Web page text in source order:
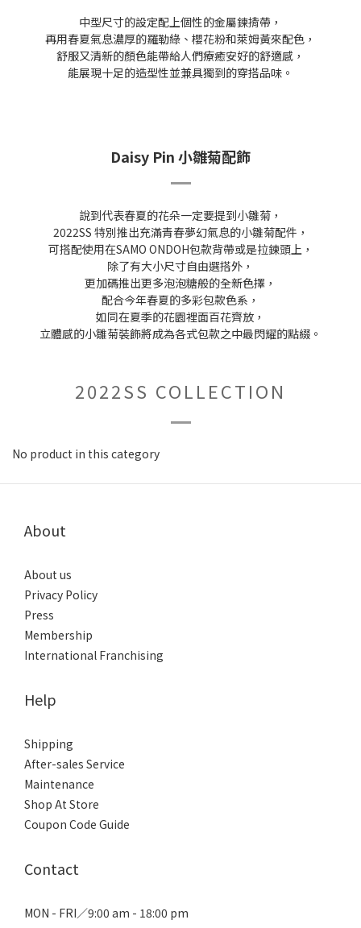
中型尺寸的設定配上個性的金屬鍊揹帶，
再用春夏氣息濃厚的羅勒綠、櫻花粉和萊姆黃來配色，
舒服又清新的顏色能帶給人們療癒安好的舒適感，
能展現十足的造型性並兼具獨到的穿搭品味。
Daisy Pin 小雛菊配飾
說到代表春夏的花朵一定要提到小雛菊，
2022SS 特別推出充滿青春夢幻氣息的小雛菊配件，
可搭配使用在SAMO ONDOH包款背帶或是拉鍊頭上，
除了有大小尺寸自由選搭外，
更加碼推出更多泡泡糖般的全新色擇，
配合今年春夏的多彩包款色系，
如同在夏季的花園裡面百花齊放，
立體感的小雛菊裝飾將成為各式包款之中最閃耀的點綴。
2022SS COLLECTION
No product in this category
About
About us
Privacy Policy
Press
Membership
International Franchising
Help
Shipping
After-sales Service
Maintenance
Shop At Store
Coupon Code Guide
Contact
MON - FRI／9:00 am - 18:00 pm